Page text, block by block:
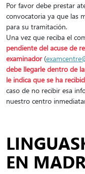
Por favor debe prestar
convocatoria ya que las
para su tramitación.
Una vez que reciba el
pendiente del acuse de
examinador(
debe llegarle dentro de
le indica que se ha
caso de no recibir esa
nuestro centro
EN